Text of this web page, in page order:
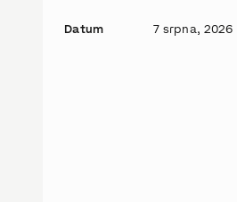
Datum 7 srpna, 2026